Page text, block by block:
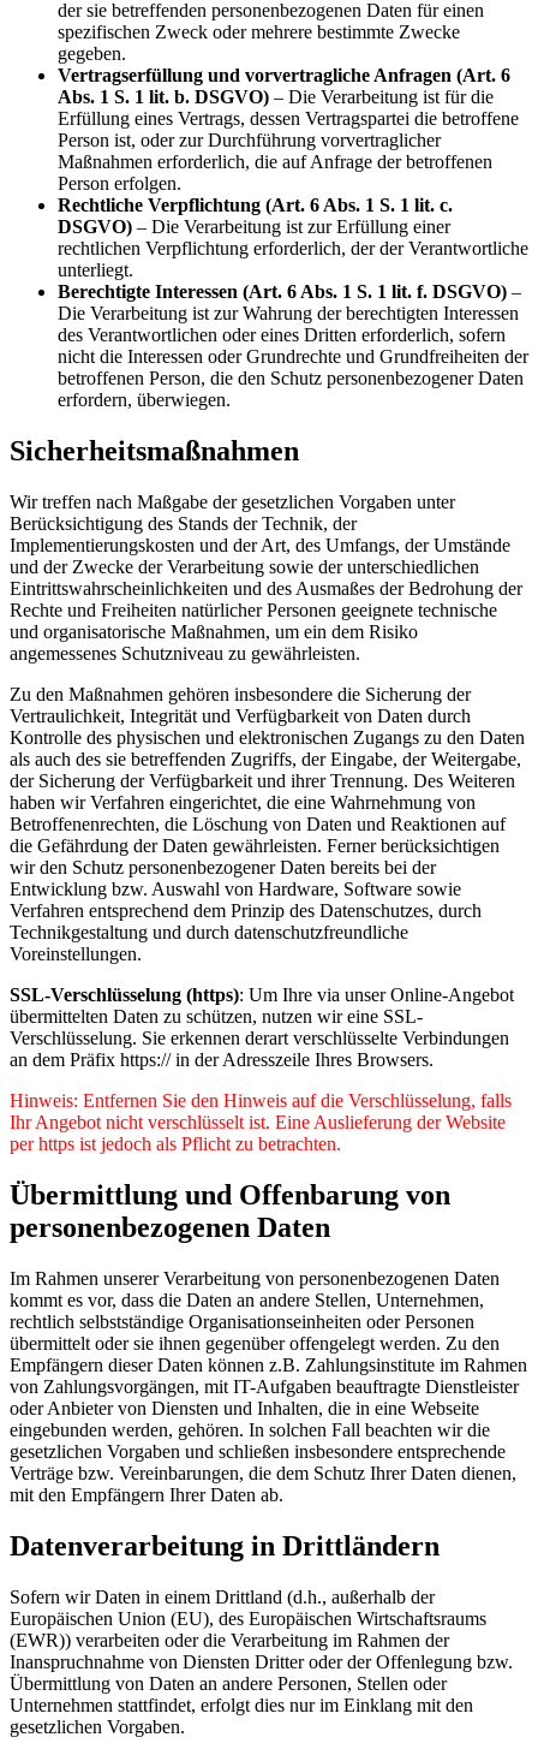
der sie betreffenden personenbezogenen Daten für einen
spezifischen Zweck oder mehrere bestimmte Zwecke
gegeben.
Vertragserfüllung und vorvertragliche Anfragen (Art. 6
Abs. 1 S. 1 lit. b. DSGVO) – Die Verarbeitung ist für die
Erfüllung eines Vertrags, dessen Vertragspartei die betroffene
Person ist, oder zur Durchführung vorvertraglicher
Maßnahmen erforderlich, die auf Anfrage der betroffenen
Person erfolgen.
Rechtliche Verpflichtung (Art. 6 Abs. 1 S. 1 lit. c.
DSGVO) – Die Verarbeitung ist zur Erfüllung einer
rechtlichen Verpflichtung erforderlich, der der Verantwortliche
unterliegt.
Berechtigte Interessen (Art. 6 Abs. 1 S. 1 lit. f. DSGVO) –
Die Verarbeitung ist zur Wahrung der berechtigten Interessen
des Verantwortlichen oder eines Dritten erforderlich, sofern
nicht die Interessen oder Grundrechte und Grundfreiheiten der
betroffenen Person, die den Schutz personenbezogener Daten
erfordern, überwiegen.
Sicherheitsmaßnahmen
Wir treffen nach Maßgabe der gesetzlichen Vorgaben unter
Berücksichtigung des Stands der Technik, der
Implementierungskosten und der Art, des Umfangs, der Umstände
und der Zwecke der Verarbeitung sowie der unterschiedlichen
Eintrittswahrscheinlichkeiten und des Ausmaßes der Bedrohung der
Rechte und Freiheiten natürlicher Personen geeignete technische
und organisatorische Maßnahmen, um ein dem Risiko
angemessenes Schutzniveau zu gewährleisten.
Zu den Maßnahmen gehören insbesondere die Sicherung der
Vertraulichkeit, Integrität und Verfügbarkeit von Daten durch
Kontrolle des physischen und elektronischen Zugangs zu den Daten
als auch des sie betreffenden Zugriffs, der Eingabe, der Weitergabe,
der Sicherung der Verfügbarkeit und ihrer Trennung. Des Weiteren
haben wir Verfahren eingerichtet, die eine Wahrnehmung von
Betroffenenrechten, die Löschung von Daten und Reaktionen auf
die Gefährdung der Daten gewährleisten. Ferner berücksichtigen
wir den Schutz personenbezogener Daten bereits bei der
Entwicklung bzw. Auswahl von Hardware, Software sowie
Verfahren entsprechend dem Prinzip des Datenschutzes, durch
Technikgestaltung und durch datenschutzfreundliche
Voreinstellungen.
SSL-Verschlüsselung (https): Um Ihre via unser Online-Angebot
übermittelten Daten zu schützen, nutzen wir eine SSL-
Verschlüsselung. Sie erkennen derart verschlüsselte Verbindungen
an dem Präfix https:// in der Adresszeile Ihres Browsers.
Hinweis: Entfernen Sie den Hinweis auf die Verschlüsselung, falls
Ihr Angebot nicht verschlüsselt ist. Eine Auslieferung der Website
per https ist jedoch als Pflicht zu betrachten.
Übermittlung und Offenbarung von
personenbezogenen Daten
Im Rahmen unserer Verarbeitung von personenbezogenen Daten
kommt es vor, dass die Daten an andere Stellen, Unternehmen,
rechtlich selbstständige Organisationseinheiten oder Personen
übermittelt oder sie ihnen gegenüber offengelegt werden. Zu den
Empfängern dieser Daten können z.B. Zahlungsinstitute im Rahmen
von Zahlungsvorgängen, mit IT-Aufgaben beauftragte Dienstleister
oder Anbieter von Diensten und Inhalten, die in eine Webseite
eingebunden werden, gehören. In solchen Fall beachten wir die
gesetzlichen Vorgaben und schließen insbesondere entsprechende
Verträge bzw. Vereinbarungen, die dem Schutz Ihrer Daten dienen,
mit den Empfängern Ihrer Daten ab.
Datenverarbeitung in Drittländern
Sofern wir Daten in einem Drittland (d.h., außerhalb der
Europäischen Union (EU), des Europäischen Wirtschaftsraums
(EWR)) verarbeiten oder die Verarbeitung im Rahmen der
Inanspruchnahme von Diensten Dritter oder der Offenlegung bzw.
Übermittlung von Daten an andere Personen, Stellen oder
Unternehmen stattfindet, erfolgt dies nur im Einklang mit den
gesetzlichen Vorgaben.